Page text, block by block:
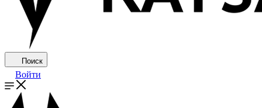
Поиск
Войти